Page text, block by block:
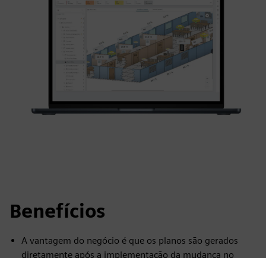
Benefícios
A vantagem do negócio é que os planos são gerados
diretamente após a implementação da mudança no